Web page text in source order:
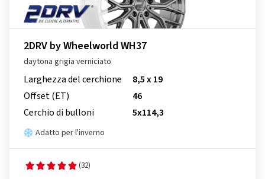
2DRV by Wheelworld WH37
daytona grigia verniciato
Larghezza del cerchione
8,5 x 19
Offset (ET)
46
Cerchio di bulloni
5x114,3
Adatto per l'inverno
(32)